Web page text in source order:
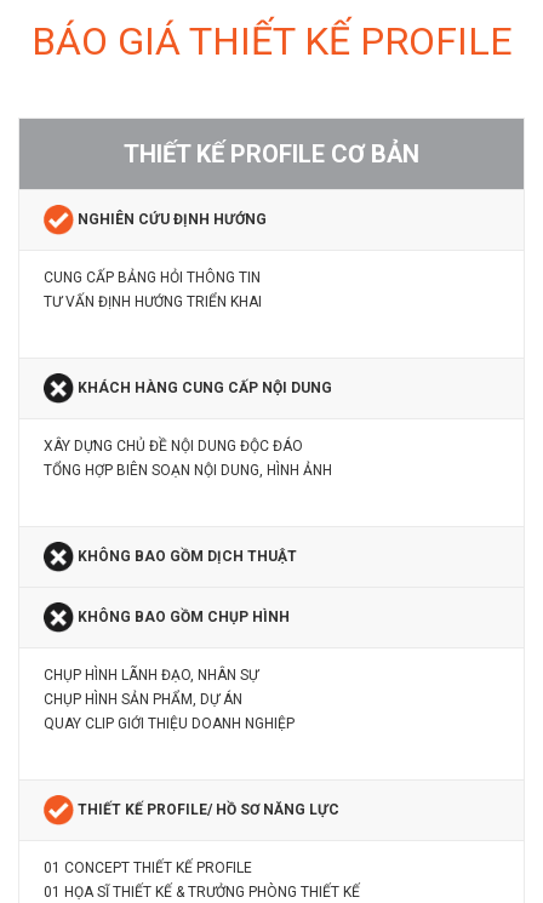
BÁO GIÁ THIẾT KẾ PROFILE
THIẾT KẾ PROFILE CƠ BẢN
NGHIÊN CỨU ĐỊNH HƯỚNG
CUNG CẤP BẢNG HỎI THÔNG TIN
TƯ VẤN ĐỊNH HƯỚNG TRIỂN KHAI
KHÁCH HÀNG CUNG CẤP NỘI DUNG
XÂY DỰNG CHỦ ĐỀ NỘI DUNG ĐỘC ĐÁO
TỔNG HỢP BIÊN SOẠN NỘI DUNG, HÌNH ẢNH
KHÔNG BAO GỒM DỊCH THUẬT
KHÔNG BAO GỒM CHỤP HÌNH
CHỤP HÌNH LÃNH ĐẠO, NHÂN SỰ
CHỤP HÌNH SẢN PHẨM, DỰ ÁN
QUAY CLIP GIỚI THIỆU DOANH NGHIỆP
THIẾT KẾ PROFILE/ HỒ SƠ NĂNG LỰC
01 CONCEPT THIẾT KẾ PROFILE
01 HỌA SĨ THIẾT KẾ & TRƯỞNG PHÒNG THIẾT KẾ